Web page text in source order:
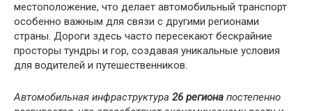
местоположение, что делает автомобильный транспорт
особенно важным для связи с другими регионами
страны. Дороги здесь часто пересекают бескрайние
просторы тундры и гор, создавая уникальные условия
для водителей и путешественников.
Автомобильная инфраструктура 26 региона постепенно